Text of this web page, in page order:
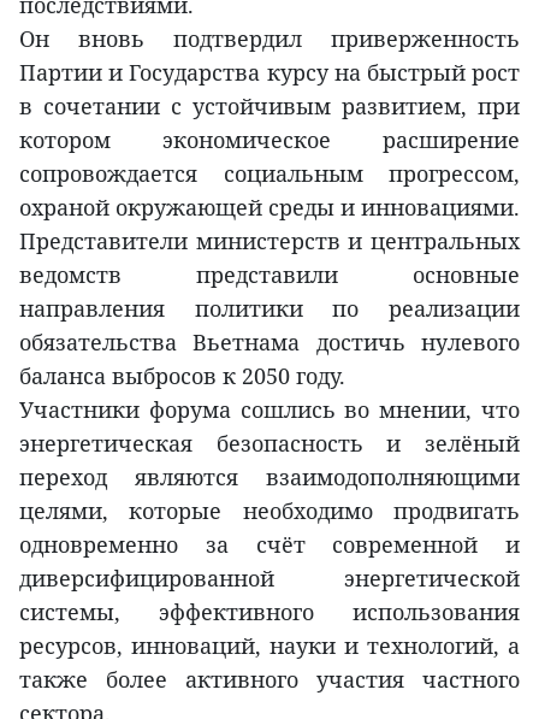
Он вновь подтвердил приверженность
Партии и Государства курсу на быстрый рост
в сочетании с устойчивым развитием, при
котором экономическое расширение
сопровождается социальным прогрессом,
охраной окружающей среды и инновациями.
Представители министерств и центральных
ведомств представили основные
направления политики по реализации
обязательства Вьетнама достичь нулевого
баланса выбросов к 2050 году.
Участники форума сошлись во мнении, что
энергетическая безопасность и зелёный
переход являются взаимодополняющими
целями, которые необходимо продвигать
одновременно за счёт современной и
диверсифицированной энергетической
системы, эффективного использования
ресурсов, инноваций, науки и технологий, а
также более активного участия частного
сектора.